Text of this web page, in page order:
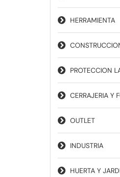
HERRAMIENTA
PROTECCION
CERRAJERIA Y
OUTLET
INDUSTRIA
HUERTA Y